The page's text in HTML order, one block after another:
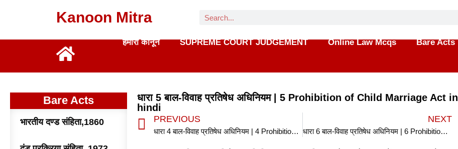
Kanoon Mitra
हमारा कानून SUPREME COURT JUDGEMENT Online Law Mcqs Bare Acts
Bare Acts
भारतीय दण्ड संहिता,1860
धारा 5 बाल-विवाह प्रतिषेध अधिनियम | 5 Prohibition of Child Marriage Act in
hindi
PREVIOUS
धारा 4 बाल-विवाह प्रतिषेध अधिनियम | 4 Prohibition of Child Marriage Act in hindi
NEXT
धारा 6 बाल-विवाह प्रतिषेध अधिनियम | 6 Prohibition of Child Marriage Act in hindi